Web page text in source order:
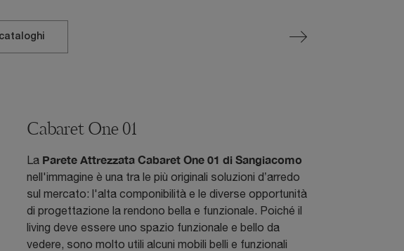
Cabaret One 01
La Parete Attrezzata Cabaret One 01 di Sangiacomo
nell'immagine è una tra le più originali soluzioni d’arredo
sul mercato: l'alta componibilità e le diverse opportunità
di progettazione la rendono bella e funzionale. Poiché il
living deve essere uno spazio funzionale e bello da
vedere, sono molto utili alcuni mobili belli e funzionali